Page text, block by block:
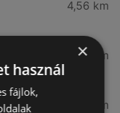
4,56 km
7,57 km
49,08 km
×
használ
fájlok,